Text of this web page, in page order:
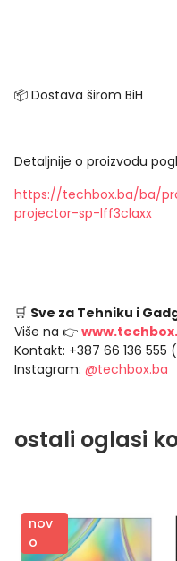
📦 Dostava širom BiH
Detaljnije o proizvodu
https://techbox.ba/ba/
projector-sp-lff3claxx
🛒 Sve za Tehniku i
Više na 👉
Kontakt: +387 66 136 555
Instagram: @techbox.ba
ostali oglasi
nov
o